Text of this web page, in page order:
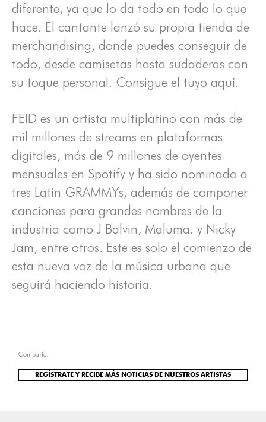
diferente, ya que lo da todo en todo lo que
hace. El cantante lanzó su propia tienda de
merchandising, donde puedes conseguir de
todo, desde camisetas hasta sudaderas con
su toque personal. Consigue el tuyo aquí.
FEID es un artista multiplatino con más de
mil millones de streams en plataformas
digitales, más de 9 millones de oyentes
mensuales en Spotify y ha sido nominado a
tres Latin GRAMMYs, además de componer
canciones para grandes nombres de la
industria como J Balvin, Maluma. y Nicky
Jam, entre otros. Este es solo el comienzo de
esta nueva voz de la música urbana que
seguirá haciendo historia.
Comparte:
REGÍSTRATE Y RECIBE MÁS NOTICIAS DE NUESTROS ARTISTAS